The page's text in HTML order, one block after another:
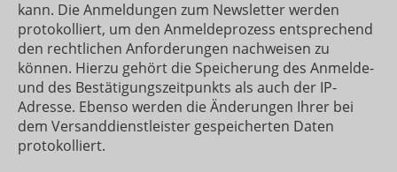
kann. Die Anmeldungen zum Newsletter werden
protokolliert, um den Anmeldeprozess entsprechend
den rechtlichen Anforderungen nachweisen zu
können. Hierzu gehört die Speicherung des Anmelde-
und des Bestätigungszeitpunkts als auch der IP-
Adresse. Ebenso werden die Änderungen Ihrer bei
dem Versanddienstleister gespeicherten Daten
protokolliert.